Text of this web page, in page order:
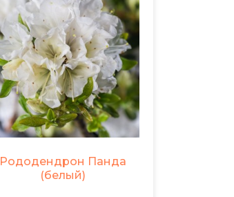
Рододендрон Панда
(белый)